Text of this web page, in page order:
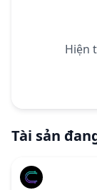
Hiện
Tài sản